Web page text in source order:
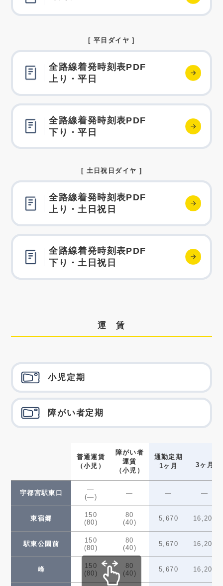
[ 平日ダイヤ ]
全路線着発時刻表PDF
上り・平日
全路線着発時刻表PDF
下り・平日
[ 土日祝日ダイヤ ]
全路線着発時刻表PDF
上り・土日祝日
全路線着発時刻表PDF
下り・土日祝日
運 賃
小児定期
障がい者定期
普通運賃
（小児）
障がい者
運賃
（小児）
通勤定期
1ヶ月
3ヶ月
宇都宮駅東口
—
(—)
— — —
東宿郷
150
(80)
80
(40)
5,670 16,200
駅東公園前
150
(80)
80
(40)
5,670 16,200
峰
150
(80)
80
(40)
5,670 16,200